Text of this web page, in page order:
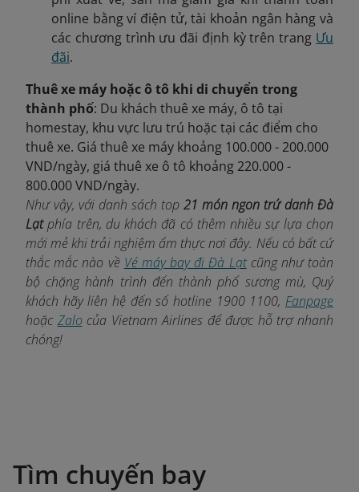
online bằng ví điện tử, tài khoản ngân hàng và
các chương trình ưu đãi định kỳ trên trang Ưu
đãi.
Thuê xe máy hoặc ô tô khi di chuyển trong
thành phố: Du khách thuê xe máy, ô tô tại
homestay, khu vực lưu trú hoặc tại các điểm cho
thuê xe. Giá thuê xe máy khoảng 100.000 - 200.000
VND/ngày, giá thuê xe ô tô khoảng 220.000 -
800.000 VND/ngày.
Như vậy, với danh sách top 21 món ngon trứ danh Đà
Lạtphía trên, du khách đã có thêm nhiều sự lựa chọn
mới mẻ khi trải nghiệm ẩm thực nơi đây. Nếu có bất cứ
thắc mắc nào về Vé máy bay đi Đà Lạtcũng như toàn
bộ chặng hành trình đến thành phố sương mù, Quý
khách hãy liên hệ đến số hotline 1900 1100, Fanpage
hoặc Zalo của Vietnam Airlines để được hỗ trợ nhanh
chóng!
Tìm chuyến bay